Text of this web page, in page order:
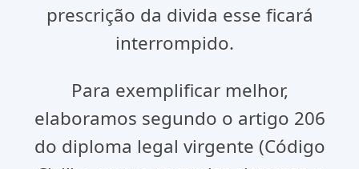
prescrição da divida esse ficará
interrompido.
Para exemplificar melhor,
elaboramos segundo o artigo 206
do diploma legal virgente (Código